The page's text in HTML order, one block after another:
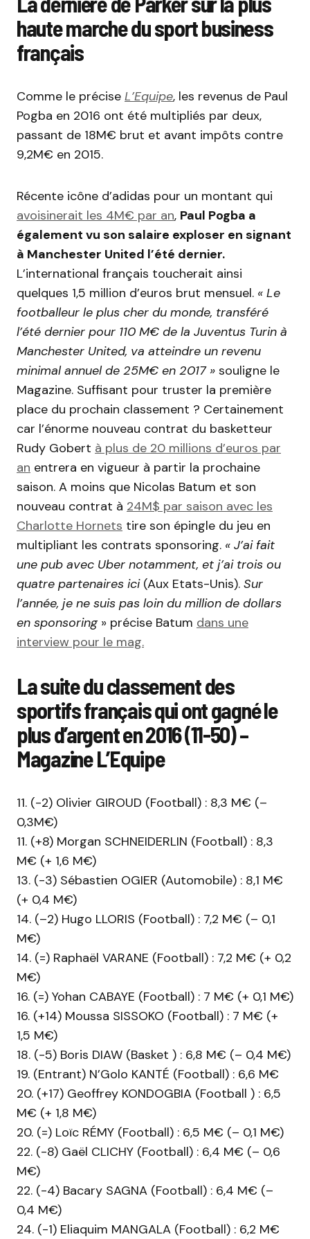
haute marche du sport business
français
Comme le précise L’Equipe, les revenus de Paul
Pogba en 2016 ont été multipliés par deux,
passant de 18M€ brut et avant impôts contre
9,2M€ en 2015.
Récente icône d’adidas pour un montant qui
avoisinerait les 4M€ par an, Paul Pogba a
également vu son salaire exploser en signant
à Manchester United l’été dernier.
L’international français toucherait ainsi
quelques 1,5 million d’euros brut mensuel. « Le
footballeur le plus cher du monde, transféré
l’été dernier pour 110 M€ de la Juventus Turin à
Manchester United, va atteindre un revenu
minimal annuel de 25M€ en 2017 » souligne le
Magazine. Suffisant pour truster la première
place du prochain classement ? Certainement
car l’énorme nouveau contrat du basketteur
Rudy Gobert à plus de 20 millions d’euros par
an entrera en vigueur à partir la prochaine
saison. A moins que Nicolas Batum et son
nouveau contrat à 24M$ par saison avec les
Charlotte Hornets tire son épingle du jeu en
multipliant les contrats sponsoring. « J’ai fait
une pub avec Uber notamment, et j’ai trois ou
quatre partenaires ici(Aux Etats-Unis). Sur
l’année, je ne suis pas loin du million de dollars
en sponsoring» précise Batum dans une
interview pour le mag.
La suite du classement des
sportifs français qui ont gagné le
plus d’argent en 2016 (11-50) –
Magazine L’Equipe
11. (-2) Olivier GIROUD (Football) : 8,3 M€ (–
0,3M€)
11. (+8) Morgan SCHNEIDERLIN (Football) : 8,3
M€ (+ 1,6 M€)
13. (-3) Sébastien OGIER (Automobile) : 8,1 M€
(+ 0,4 M€)
14. (–2) Hugo LLORIS (Football) : 7,2 M€ (– 0,1
M€)
14. (=) Raphaël VARANE (Football) : 7,2 M€ (+ 0,2
M€)
16. (=) Yohan CABAYE (Football) : 7 M€ (+ 0,1 M€)
16. (+14) Moussa SISSOKO (Football) : 7 M€ (+
1,5 M€)
18. (-5) Boris DIAW (Basket ) : 6,8 M€ (– 0,4 M€)
19. (Entrant) N’Golo KANTÉ (Football) : 6,6 M€
20. (+17) Geoffrey KONDOGBIA (Football ) : 6,5
M€ (+ 1,8 M€)
20. (=) Loïc RÉMY (Football) : 6,5 M€ (– 0,1 M€)
22. (-8) Gaël CLICHY (Football) : 6,4 M€ (– 0,6
M€)
22. (-4) Bacary SAGNA (Football) : 6,4 M€ (–
0,4 M€)
24. (-1) Eliaquim MANGALA (Football) : 6,2 M€